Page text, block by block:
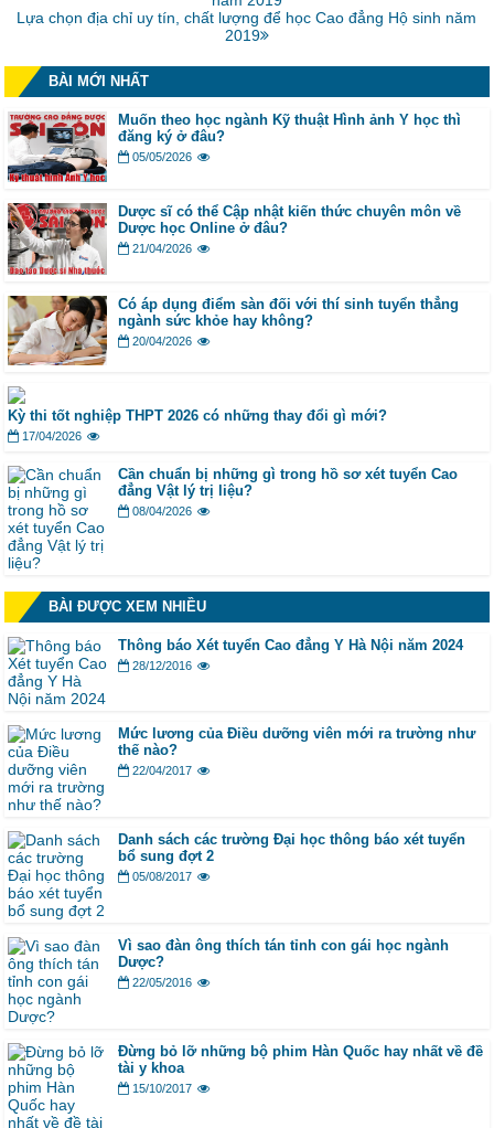
Bài
Lựa chọn địa chỉ uy tín, chất lượng để học Cao đẳng Hộ sinh năm
2019
BÀI MỚI NHẤT
Muốn theo học ngành Kỹ thuật Hình ảnh Y học thì
đăng ký ở đâu?
05/05/2026
Dược sĩ có thể Cập nhật kiến thức chuyên môn về
Dược học Online ở đâu?
21/04/2026
Có áp dụng điểm sàn đối với thí sinh tuyển thẳng
ngành sức khỏe hay không?
20/04/2026
Kỳ thi tốt nghiệp THPT 2026 có những thay đổi gì mới?
17/04/2026
Cần chuẩn bị những gì trong hồ sơ xét tuyển Cao
đẳng Vật lý trị liệu?
08/04/2026
BÀI ĐƯỢC XEM NHIỀU
Thông báo Xét tuyển Cao đẳng Y Hà Nội năm 2024
28/12/2016
Mức lương của Điều dưỡng viên mới ra trường như
thế nào?
22/04/2017
Danh sách các trường Đại học thông báo xét tuyển
bổ sung đợt 2
05/08/2017
Vì sao đàn ông thích tán tỉnh con gái học ngành
Dược?
22/05/2016
Đừng bỏ lỡ những bộ phim Hàn Quốc hay nhất về đề
tài y khoa
15/10/2017